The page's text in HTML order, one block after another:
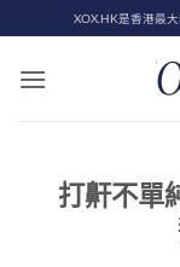
to
content
XOX.HK是香港最
打鼾不單